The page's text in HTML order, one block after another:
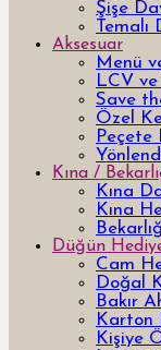
Şişe
Temalı
Aksesuar
Menü
LCV
Save
Özel
Peçete
Kına /
Kına
Kına
Düğün
Cam
Doğal
Bakır
Karton
Kişiye